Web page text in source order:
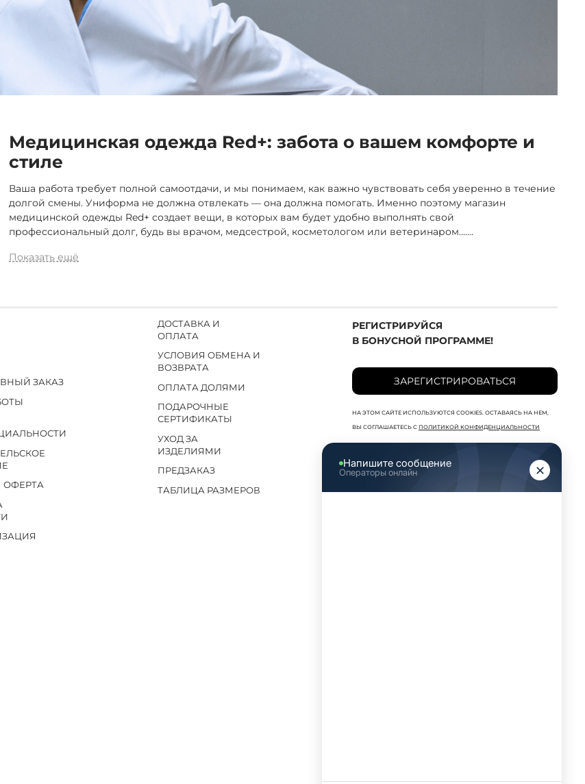
Медицинская одежда Red+: забота о вашем комфорте и
стиле
Ваша работа требует полной самоотдачи, и мы понимаем, как важно чувствовать себя уверенно в течение
долгой смены. Униформа не должна отвлекать — она должна помогать. Именно поэтому магазин
медицинской одежды Red+ создает вещи, в которых вам будет удобно выполнять свой
профессиональный долг, будь вы врачом, медсестрой, косметологом или ветеринаром.......
Показать ещё
ЗАКАЗ
ОФЕРТА
ДОСТАВКА И
ОПЛАТА
УСЛОВИЯ ОБМЕНА И
ВОЗВРАТА
ОПЛАТА ДОЛЯМИ
ПОДАРОЧНЫЕ
СЕРТИФИКАТЫ
УХОД ЗА
ИЗДЕЛИЯМИ
ПРЕДЗАКАЗ
ТАБЛИЦА РАЗМЕРОВ
РЕГИСТРИРУЙСЯ
В БОНУСНОЙ ПРОГРАММЕ!
ЗАРЕГИСТРИРОВАТЬСЯ
НА ЭТОМ САЙТЕ ИСПОЛЬЗУЮТСЯ COOKIES. ОСТАВАЯСЬ НА НЕМ,
ВЫ СОГЛАШАЕТЕСЬ С ПОЛИТИКОЙ КОНФИДЕНЦИАЛЬНОСТИ